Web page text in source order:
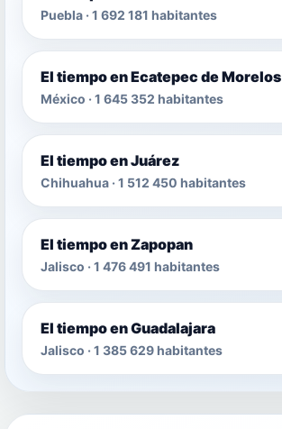
Puebla · 1 692 181 habitantes
El tiempo en Ecatepec de Morelos
México · 1 645 352 habitantes
El tiempo en Juárez
Chihuahua · 1 512 450 habitantes
El tiempo en Zapopan
Jalisco · 1 476 491 habitantes
El tiempo en Guadalajara
Jalisco · 1 385 629 habitantes